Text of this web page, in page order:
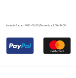
Lunedì – Sabato: 9.00 – 18.00 | Domenica: 9.00 – 14.00